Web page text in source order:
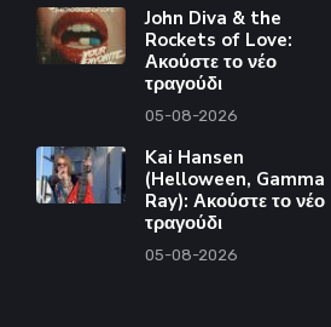
John Diva & the
Rockets of Love:
Ακούστε το νέο
τραγούδι
05-08-2026
Kai Hansen
(Helloween, Gamma
Ray): Ακούστε το νέο
τραγούδι
05-08-2026